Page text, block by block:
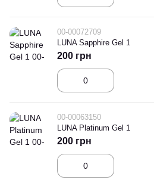
00-00072709
LUNA Sapphire Gel 1
200 грн
00-00063150
LUNA Platinum Gel 1
200 грн